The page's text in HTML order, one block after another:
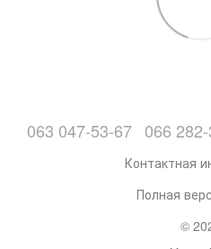
063 047-53-67 066
Контактная
Полная
©